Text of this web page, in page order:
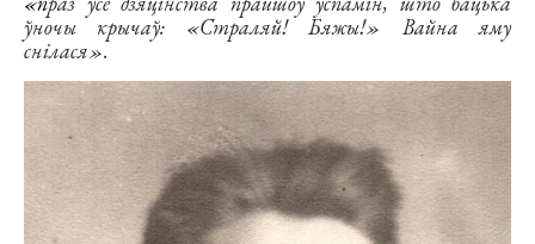
ўночы крычаў: «Страляй! Бяжы!» Вайна яму
снілася».